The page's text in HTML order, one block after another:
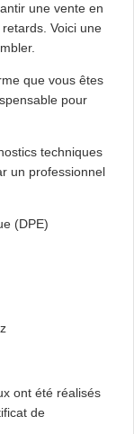
une vente en
retards. Voici une
que vous êtes
pour
techniques
un professionnel
(DPE)
ont été réalisés
de